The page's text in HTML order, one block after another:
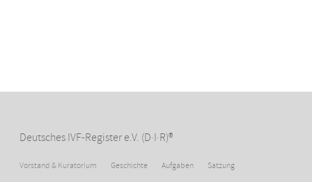
Deutsches IVF-Register e.V. (D·I·R)®
Vorstand & Kuratorium Geschichte Aufgaben Satzung